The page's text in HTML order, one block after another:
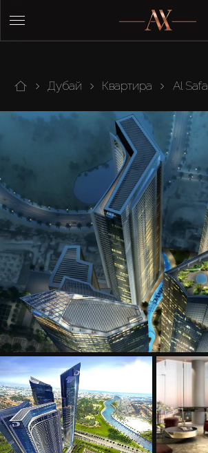
Дубай Квартира Al Safa